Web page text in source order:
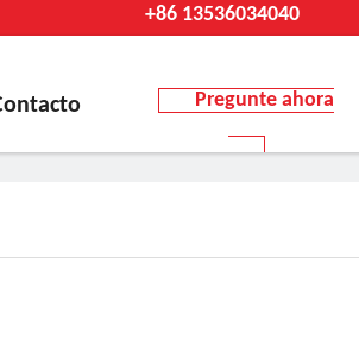
+86 13536034040
Pregunte ahora